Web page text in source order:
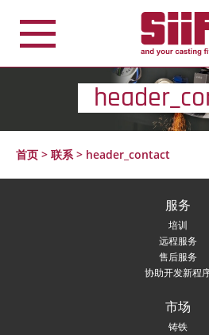
首页 > 联系> header_contact
服务
培训
远程服务
售后服务
协助开发新程
市场
铸铁